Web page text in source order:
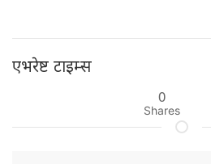
एभरेष्ट टाइम्स
0
Shares